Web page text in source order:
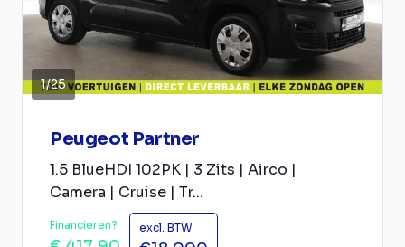
1/25
Peugeot Partner
1.5 BlueHDI 102PK | 3 Zits | Airco |
Camera | Cruise | Tr...
Financieren? excl. BTW